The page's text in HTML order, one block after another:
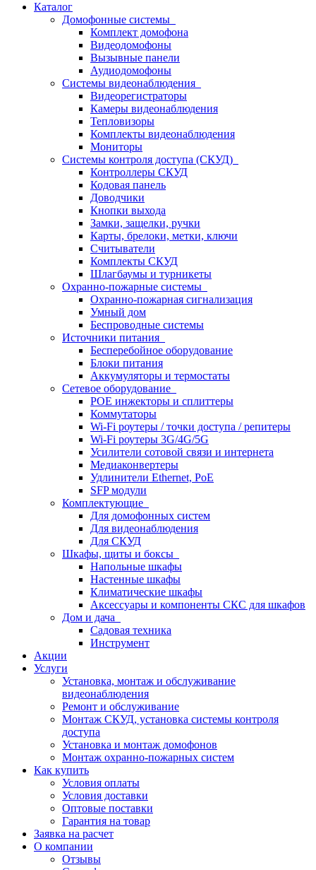
Каталог
Домофонные системы
Комплект домофона
Видеодомофоны
Вызывные панели
Аудиодомофоны
Системы видеонаблюдения
Видеорегистраторы
Камеры видеонаблюдения
Тепловизоры
Комплекты видеонаблюдения
Мониторы
Системы контроля доступа (СКУД)
Контроллеры СКУД
Кодовая панель
Доводчики
Кнопки выхода
Замки, защелки, ручки
Карты, брелоки, метки, ключи
Считыватели
Комплекты СКУД
Шлагбаумы и турникеты
Охранно-пожарные системы
Охранно-пожарная сигнализация
Умный дом
Беспроводные системы
Источники питания
Бесперебойное оборудование
Блоки питания
Аккумуляторы и термостаты
Сетевое оборудование
POE инжекторы и сплиттеры
Коммутаторы
Wi-Fi роутеры / точки доступа / репитеры
Wi-Fi роутеры 3G/4G/5G
Усилители сотовой связи и интернета
Медиаконвертеры
Удлинители Ethernet, PoE
SFP модули
Комплектующие
Для домофонных систем
Для видеонаблюдения
Для СКУД
Шкафы, щиты и боксы
Напольные шкафы
Настенные шкафы
Климатические шкафы
Аксессуары и компоненты СКС для шкафов
Дом и дача
Садовая техника
Инструмент
Акции
Услуги
Установка, монтаж и обслуживание
видеонаблюдения
Ремонт и обслуживание
Монтаж СКУД, установка системы контроля
доступа
Установка и монтаж домофонов
Монтаж охранно-пожарных систем
Как купить
Условия оплаты
Условия доставки
Оптовые поставки
Гарантия на товар
Заявка на расчет
О компании
Отзывы